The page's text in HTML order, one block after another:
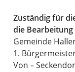
Zuständig für
die
Gemeinde
1.
Von –